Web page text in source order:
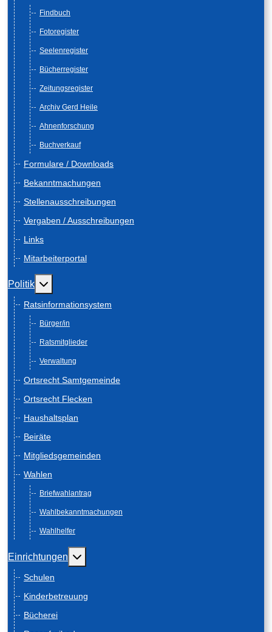
Findbuch
Fotoregister
Seelenregister
Bücherregister
Zeitungsregister
Archiv Gerd Heile
Ahnenforschung
Buchverkauf
Formulare / Downloads
Bekanntmachungen
Stellenausschreibungen
Vergaben / Ausschreibungen
Links
Mitarbeiterportal
Politik Weitere Informationen: Politik
Ratsinformationsystem
Bürger/in
Ratsmitglieder
Verwaltung
Ortsrecht Samtgemeinde
Ortsrecht Flecken
Haushaltsplan
Beiräte
Mitgliedsgemeinden
Wahlen
Briefwahlantrag
Wahlbekanntmachungen
Wahlhelfer
Einrichtungen Weitere Informationen: Einrichtungen
Schulen
Kinderbetreuung
Bücherei